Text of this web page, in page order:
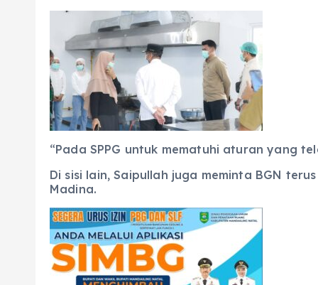
“Pada SPPG untuk mematuhi aturan yang
Di sisi lain, Saipullah juga meminta BGN
Madina.